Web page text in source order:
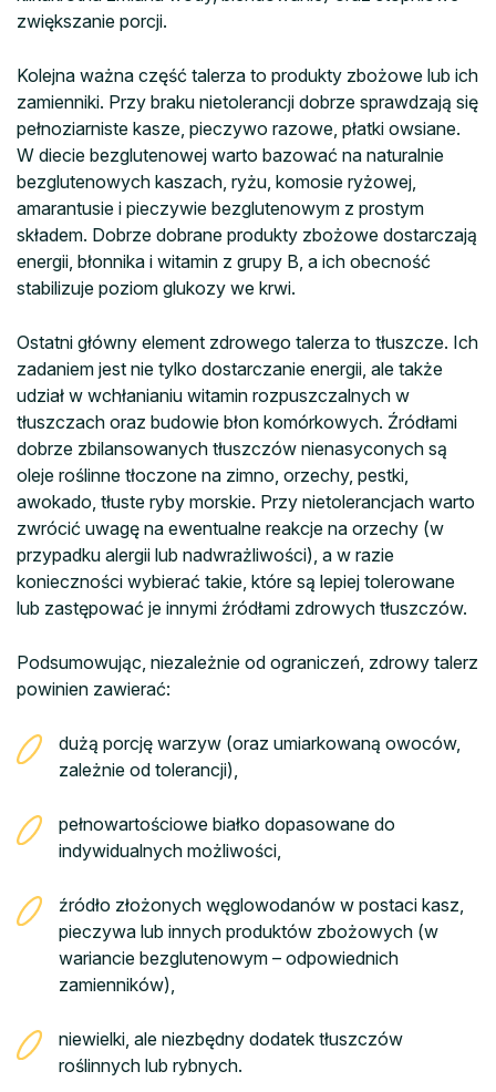
zwiększanie porcji.
Kolejna ważna część talerza to produkty zbożowe lub ich
zamienniki. Przy braku nietolerancji dobrze sprawdzają się
pełnoziarniste kasze, pieczywo razowe, płatki owsiane.
W diecie bezglutenowej warto bazować na naturalnie
bezglutenowych kaszach, ryżu, komosie ryżowej,
amarantusie i pieczywie bezglutenowym z prostym
składem. Dobrze dobrane produkty zbożowe dostarczają
energii, błonnika i witamin z grupy B, a ich obecność
stabilizuje poziom glukozy we krwi.
Ostatni główny element zdrowego talerza to tłuszcze. Ich
zadaniem jest nie tylko dostarczanie energii, ale także
udział w wchłanianiu witamin rozpuszczalnych w
tłuszczach oraz budowie błon komórkowych. Źródłami
dobrze zbilansowanych tłuszczów nienasyconych są
oleje roślinne tłoczone na zimno, orzechy, pestki,
awokado, tłuste ryby morskie. Przy nietolerancjach warto
zwrócić uwagę na ewentualne reakcje na orzechy (w
przypadku alergii lub nadwrażliwości), a w razie
konieczności wybierać takie, które są lepiej tolerowane
lub zastępować je innymi źródłami zdrowych tłuszczów.
Podsumowując, niezależnie od ograniczeń, zdrowy talerz
powinien zawierać:
dużą porcję warzyw (oraz umiarkowaną owoców,
zależnie od tolerancji),
pełnowartościowe białko dopasowane do
indywidualnych możliwości,
źródło złożonych węglowodanów w postaci kasz,
pieczywa lub innych produktów zbożowych (w
wariancie bezglutenowym – odpowiednich
zamienników),
niewielki, ale niezbędny dodatek tłuszczów
roślinnych lub rybnych.